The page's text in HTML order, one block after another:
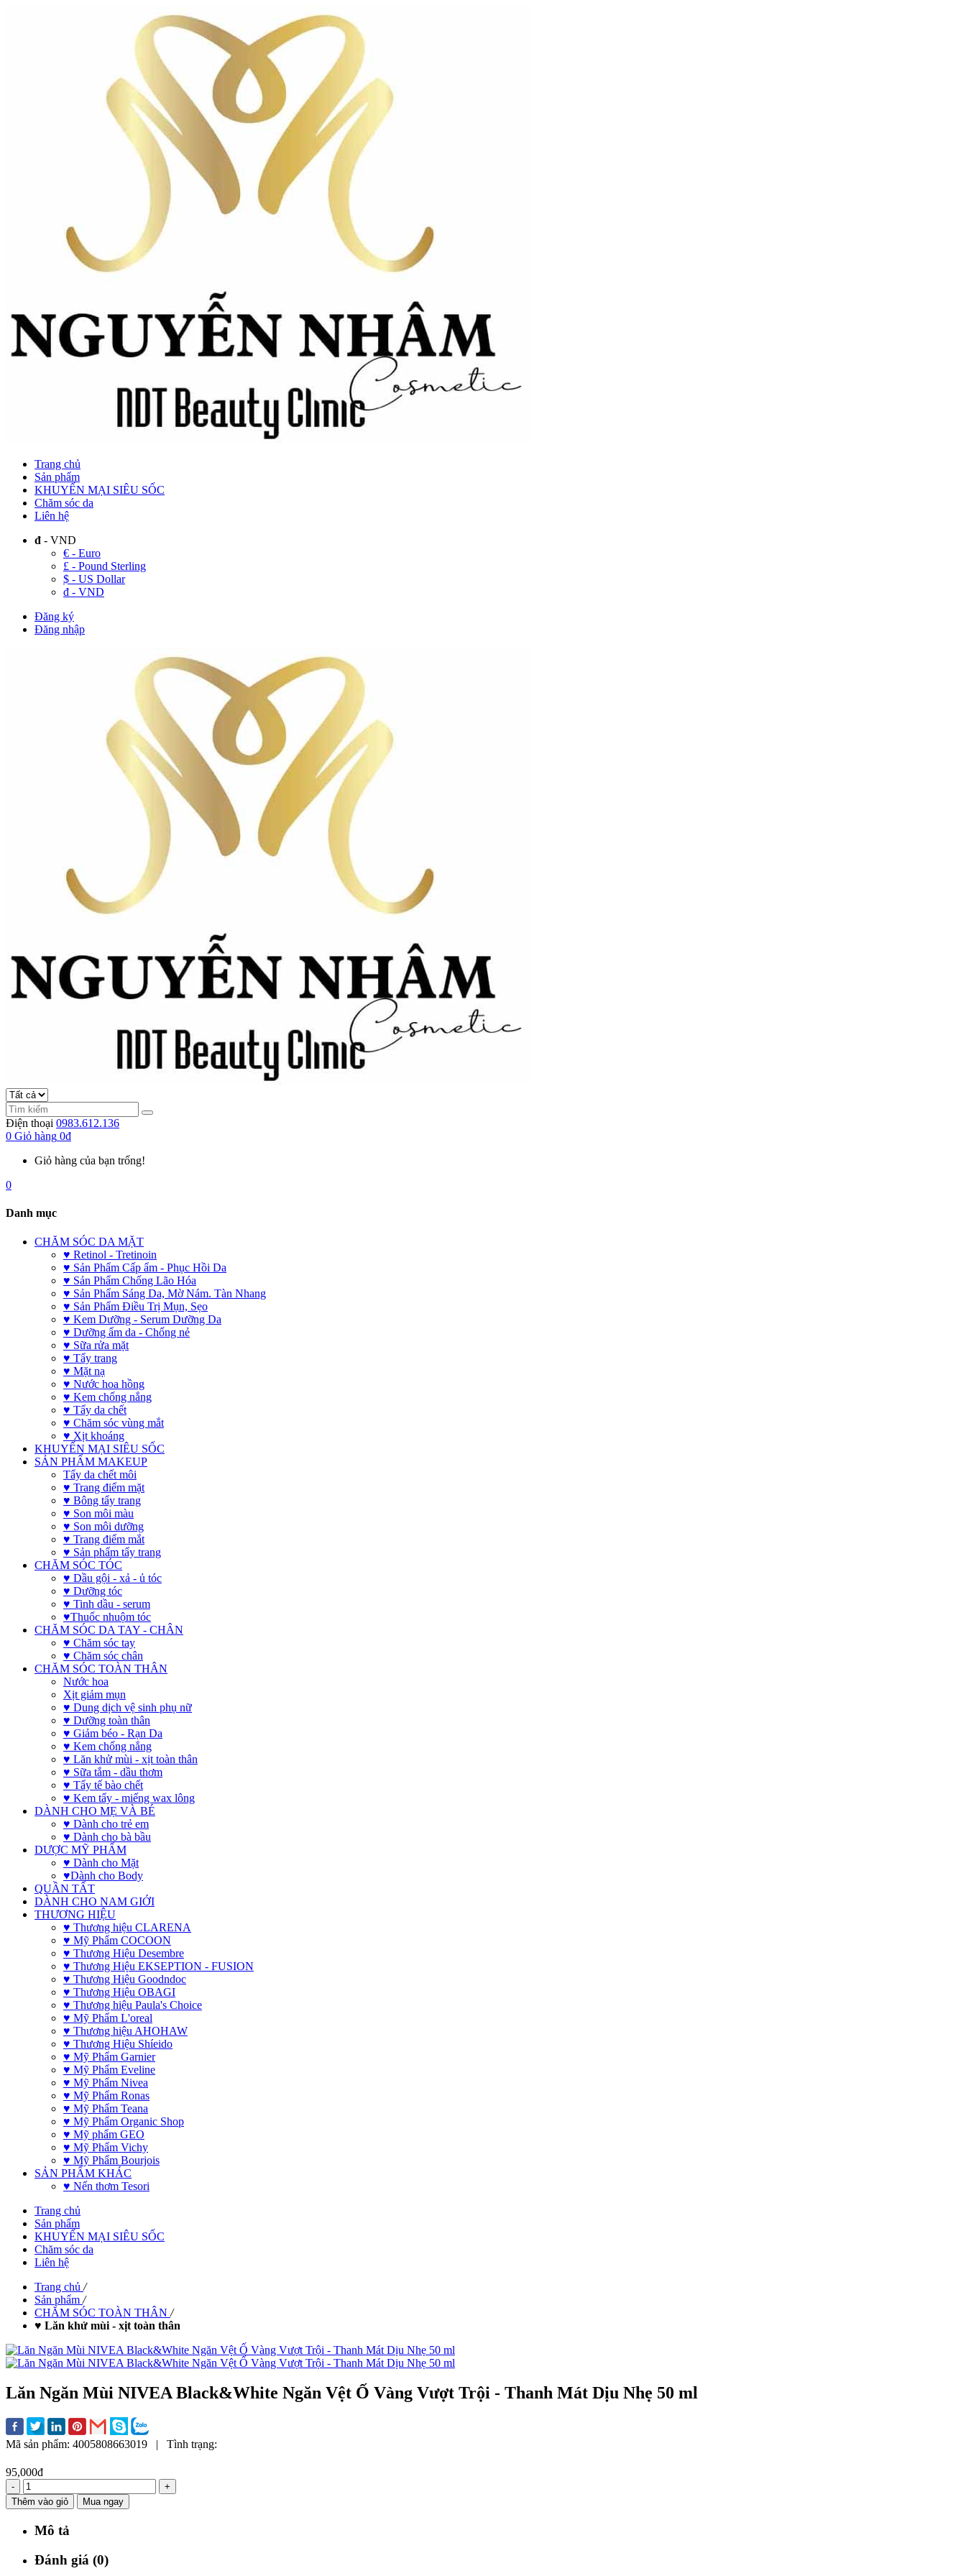
Trang chủ
Sản phẩm
KHUYẾN MẠI SIÊU SỐC
Chăm sóc da
Liên hệ
đ - VND
€ - Euro
£ - Pound Sterling
$ - US Dollar
đ - VND
Đăng ký
Đăng nhập
Điện thoại 0983.612.136
0 Giỏ hàng 0đ
Giỏ hàng của bạn trống!
0
Danh mục
CHĂM SÓC DA MẶT
♥ Retinol - Tretinoin
♥ Sản Phẩm Cấp ẩm - Phục Hồi Da
♥ Sản Phẩm Chống Lão Hóa
♥ Sản Phẩm Sáng Da, Mờ Nám. Tàn Nhang
♥ Sản Phẩm Điều Trị Mụn, Sẹo
♥ Kem Dưỡng - Serum Dưỡng Da
♥ Dưỡng ẩm da - Chống nẻ
♥ Sữa rửa mặt
♥ Tẩy trang
♥ Mặt nạ
♥ Nước hoa hồng
♥ Kem chống nắng
♥ Tẩy da chết
♥ Chăm sóc vùng mắt
♥ Xịt khoáng
KHUYẾN MẠI SIÊU SỐC
SẢN PHẨM MAKEUP
Tẩy da chết môi
♥ Trang điểm mặt
♥ Bông tẩy trang
♥ Son môi màu
♥ Son môi dưỡng
♥ Trang điểm mắt
♥ Sản phẩm tẩy trang
CHĂM SÓC TÓC
♥ Dầu gội - xả - ủ tóc
♥ Dưỡng tóc
♥ Tinh dầu - serum
♥Thuốc nhuộm tóc
CHĂM SÓC DA TAY - CHÂN
♥ Chăm sóc tay
♥ Chăm sóc chân
CHĂM SÓC TOÀN THÂN
Nước hoa
Xịt giảm mụn
♥ Dung dịch vệ sinh phụ nữ
♥ Dưỡng toàn thân
♥ Giảm béo - Rạn Da
♥ Kem chống nắng
♥ Lăn khử mùi - xịt toàn thân
♥ Sữa tắm - dầu thơm
♥ Tẩy tế bào chết
♥ Kem tẩy - miếng wax lông
DÀNH CHO MẸ VÀ BÉ
♥ Dành cho trẻ em
♥ Dành cho bà bầu
DƯỢC MỸ PHẨM
♥ Dành cho Mặt
♥Dành cho Body
QUẦN TẤT
DÀNH CHO NAM GIỚI
THƯƠNG HIỆU
♥ Thương hiệu CLARENA
♥ Mỹ Phẩm COCOON
♥ Thương Hiệu Desembre
♥ Thương Hiệu EKSEPTION - FUSION
♥ Thương Hiệu Goodndoc
♥ Thương Hiệu OBAGI
♥ Thương hiệu Paula's Choice
♥ Mỹ Phẩm L'oreal
♥ Thương hiệu AHOHAW
♥ Thương Hiệu Shíeido
♥ Mỹ Phẩm Garnier
♥ Mỹ Phẩm Eveline
♥ Mỹ Phẩm Nivea
♥ Mỹ Phẩm Ronas
♥ Mỹ Phẩm Teana
♥ Mỹ Phẩm Organic Shop
♥ Mỹ phẩm GEO
♥ Mỹ Phẩm Vichy
♥ Mỹ Phẩm Bourjois
SẢN PHẨM KHÁC
♥ Nến thơm Tesori
Trang chủ
Sản phẩm
KHUYẾN MẠI SIÊU SỐC
Chăm sóc da
Liên hệ
Trang chủ /
Sản phẩm /
CHĂM SÓC TOÀN THÂN /
♥ Lăn khử mùi - xịt toàn thân
Lăn Ngăn Mùi NIVEA Black&White Ngăn Vệt Ố Vàng Vượt Trội - Thanh Mát Dịu Nhẹ 50 ml
Mã sản phẩm: 4005808663019 | Tình trạng:
95,000đ
-
+
Thêm vào giỏ
Mua ngay
Mô tả
Đánh giá (0)